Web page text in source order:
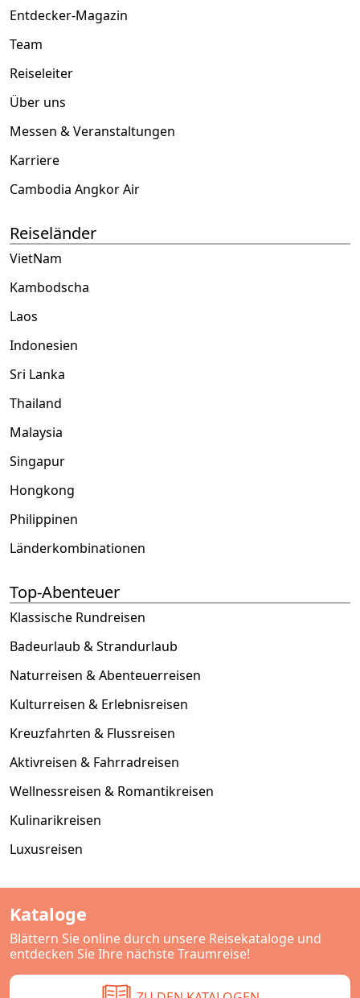
Entdecker-Magazin
Team
Reiseleiter
Über uns
Messen & Veranstaltungen
Karriere
Cambodia Angkor Air
Reiseländer
VietNam
Kambodscha
Laos
Indonesien
Sri Lanka
Thailand
Malaysia
Singapur
Hongkong
Philippinen
Länderkombinationen
Top-Abenteuer
Klassische Rundreisen
Badeurlaub & Strandurlaub
Naturreisen & Abenteuerreisen
Kulturreisen & Erlebnisreisen
Kreuzfahrten & Flussreisen
Aktivreisen & Fahrradreisen
Wellnessreisen & Romantikreisen
Kulinarikreisen
Luxusreisen
Kataloge
Blättern Sie online durch unsere Reisekataloge und
entdecken Sie Ihre nächste Traumreise!